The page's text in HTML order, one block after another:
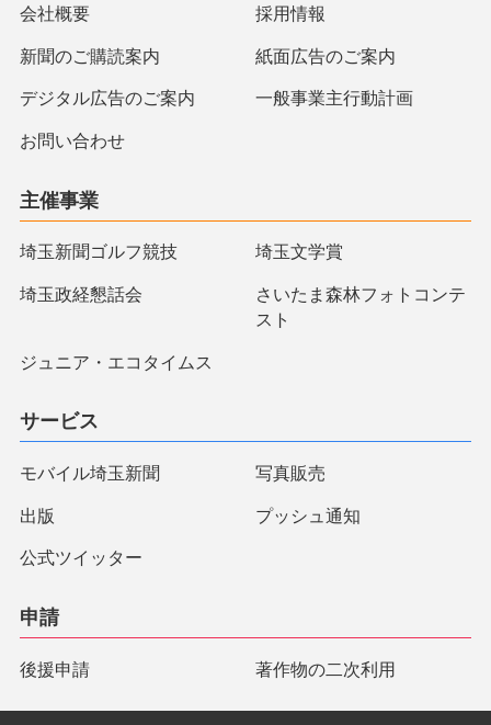
会社概要 採用情報
新聞のご購読案内 紙面広告のご案内
デジタル広告のご案内 一般事業主行動計画
お問い合わせ
主催事業
埼玉新聞ゴルフ競技 埼玉文学賞
埼玉政経懇話会
さいたま森林フォトコンテ
スト
ジュニア・エコタイムス
サービス
モバイル埼玉新聞 写真販売
出版 プッシュ通知
公式ツイッター
申請
後援申請 著作物の二次利用